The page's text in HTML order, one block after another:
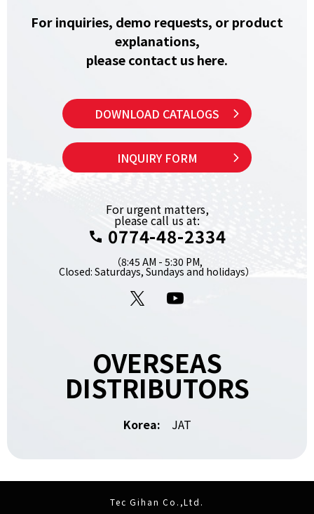
For inquiries, demo requests, or product
explanations,
please contact us here.
DOWNLOAD CATALOGS
INQUIRY FORM
For urgent matters,
please call us at:
0774-48-2334
（8:45 AM - 5:30 PM,
Closed: Saturdays, Sundays and holidays）
X
OVERSEAS
DISTRIBUTORS
Korea: JAT
Tec Gihan Co.,Ltd.